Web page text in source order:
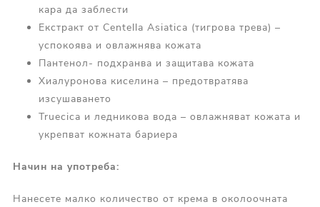
кара да заблести
Екстракт от Centella Asiatica (тигрова трева) –
успокоява и овлажнява кожата
Пантенол- подхранва и защитава кожата
Хиалуронова киселина – предотвратява
изсушаването
Truecica и ледникова вода – овлажняват кожата и
укрепват кожната бариера
Начин на употреба:
Нанесете малко количество от крема в околоочната